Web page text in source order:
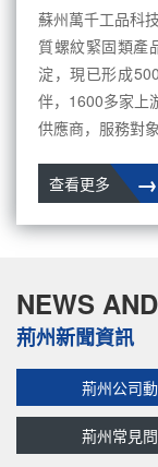
蘇州萬千工品科
質螺紋緊固類產
淀，現已形成
伴，1600多家上
供應商，服務對
→
查看更多
NEWS
荊州新聞資訊
荊州公司
荊州常見